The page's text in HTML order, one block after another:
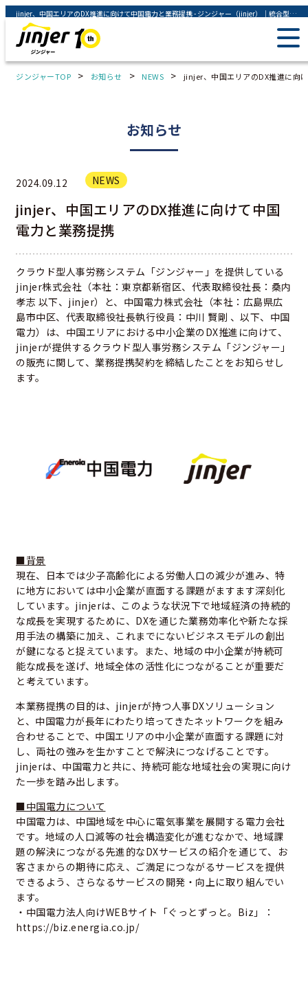
jinjer、中国エリアのDX推進に向けて中国電力と業務提携 - ジンジャー（jinjer）｜統合型人事システム
ジンジャーTOP > お知らせ > NEWS > jinjer、中国エリアのDX推進に向
お知らせ
2024.09.12 NEWS
jinjer、中国エリアのDX推進に向けて中国
電力と業務提携
クラウド型人事労務システム「ジンジャー」を提供している
jinjer株式会社（本社：東京都新宿区、代表取締役社長：桑内
孝志 以下、jinjer）と、中国電力株式会社（本社：広島県広
島市中区、代表取締役社⻑執⾏役員：中川 賢剛 、以下、中国
電力）は、中国エリアにおける中小企業のDX推進に向けて、
jinjerが提供するクラウド型人事労務システム「ジンジャー」
の販売に関して、業務提携契約を締結したことをお知らせし
ます。
■背景
現在、日本では少子高齢化による労働人口の減少が進み、特
に地方においては中小企業が直面する課題がますます深刻化
しています。jinjerは、このような状況下で地域経済の持続的
な成長を実現するために、DXを通じた業務効率化や新たな採
用手法の構築に加え、これまでにないビジネスモデルの創出
が鍵になると捉えています。また、地域の中小企業が持続可
能な成長を遂げ、地域全体の活性化につながることが重要だ
と考えています。
本業務提携の目的は、jinjerが持つ人事DXソリューション
と、中国電力が長年にわたり培ってきたネットワークを組み
合わせることで、中国エリアの中小企業が直面する課題に対
し、両社の強みを生かすことで解決につなげることです。
jinjerは、中国電力と共に、持続可能な地域社会の実現に向け
た一歩を踏み出します。
■中国電力について
中国電力は、中国地域を中心に電気事業を展開する電力会社
です。地域の人口減等の社会構造変化が進むなかで、地域課
題の解決につながる先進的なDXサービスの紹介を通じて、お
客さまからの期待に応え、ご満足につながるサービスを提供
できるよう、さらなるサービスの開発・向上に取り組んでい
ます。
・中国電力法人向けWEBサイト「ぐっとずっと。Biz」：
https://biz.energia.co.jp/